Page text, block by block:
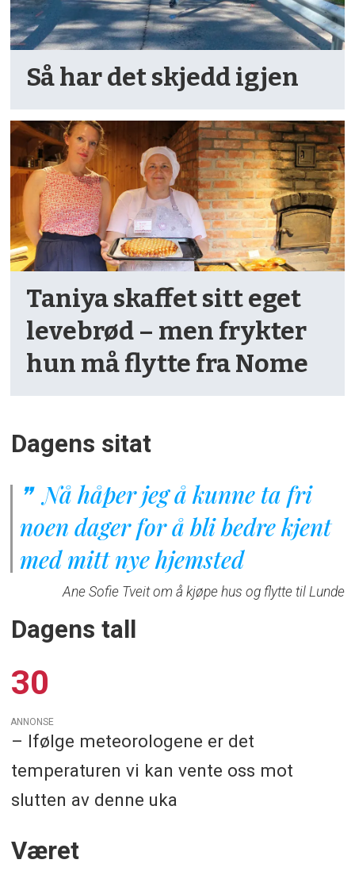
Så har det skjedd igjen
Taniya skaffet sitt eget
levebrød – men frykter
hun må flytte fra Nome
Dagens sitat
Nå håper jeg å kunne ta fri
noen dager for å bli bedre kjent
med mitt nye hjemsted
Ane Sofie Tveit om å kjøpe hus og flytte til Lunde
Dagens tall
30
ANNONSE
– Ifølge meteorologene er det
temperaturen vi kan vente oss mot
slutten av denne uka
Været